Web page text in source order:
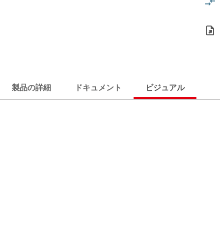
製品の詳細 ドキュメント ビジュアル